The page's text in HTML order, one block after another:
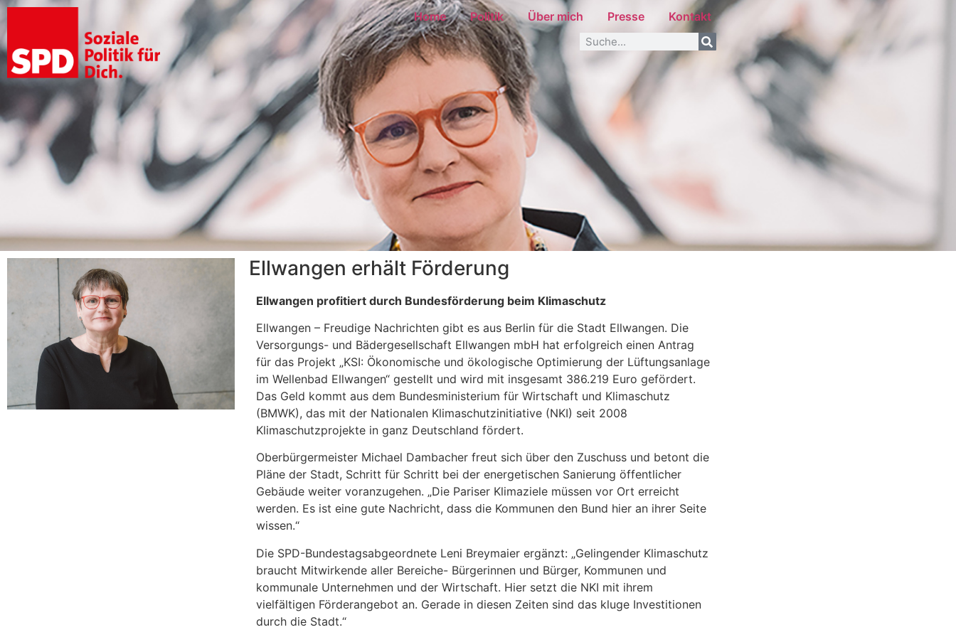
Home Politik Über mich Presse Kontakt
Ellwangen erhält Förderung
Ellwangen profitiert durch Bundesförderung beim Klimaschutz
Ellwangen – Freudige Nachrichten gibt es aus Berlin für die Stadt Ellwangen. Die
Versorgungs- und Bädergesellschaft Ellwangen mbH hat erfolgreich einen Antrag
für das Projekt „KSI: Ökonomische und ökologische Optimierung der Lüftungsanlage
im Wellenbad Ellwangen“ gestellt und wird mit insgesamt 386.219 Euro gefördert.
Das Geld kommt aus dem Bundesministerium für Wirtschaft und Klimaschutz
(BMWK), das mit der Nationalen Klimaschutzinitiative (NKI) seit 2008
Klimaschutzprojekte in ganz Deutschland fördert.
Oberbürgermeister Michael Dambacher freut sich über den Zuschuss und betont die
Pläne der Stadt, Schritt für Schritt bei der energetischen Sanierung öffentlicher
Gebäude weiter voranzugehen. „Die Pariser Klimaziele müssen vor Ort erreicht
werden. Es ist eine gute Nachricht, dass die Kommunen den Bund hier an ihrer Seite
wissen.“
Die SPD-Bundestagsabgeordnete Leni Breymaier ergänzt: „Gelingender Klimaschutz
braucht Mitwirkende aller Bereiche- Bürgerinnen und Bürger, Kommunen und
kommunale Unternehmen und der Wirtschaft. Hier setzt die NKI mit ihrem
vielfältigen Förderangebot an. Gerade in diesen Zeiten sind das kluge Investitionen
durch die Stadt.“